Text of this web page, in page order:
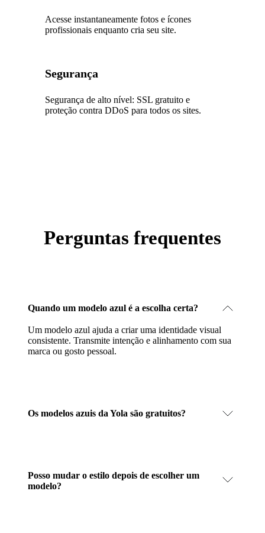
Acesse instantaneamente fotos e ícones
profissionais enquanto cria seu site.
Segurança
Segurança de alto nível: SSL gratuito e
proteção contra DDoS para todos os sites.
Perguntas frequentes
Quando um modelo azul é a escolha certa?
Um modelo azul ajuda a criar uma identidade visual
consistente. Transmite intenção e alinhamento com sua
marca ou gosto pessoal.
Os modelos azuis da Yola são gratuitos?
Posso mudar o estilo depois de escolher um
modelo?